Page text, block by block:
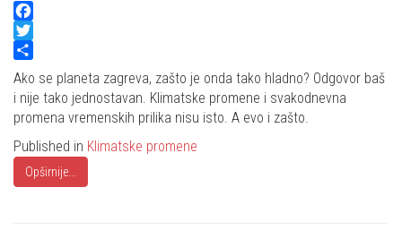
Facebook
Twitter
Share
Ako se planeta zagreva, zašto je onda tako hladno? Odgovor baš
i nije tako jednostavan. Klimatske promene i svakodnevna
promena vremenskih prilika nisu isto. A evo i zašto.
Published in Klimatske promene
Opširnije...